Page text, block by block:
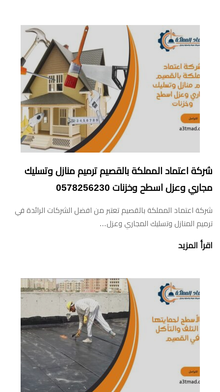
شركة اعتماد المملكة بالقصيم ترميم منازل وتسليك
مجاري وعزل اسطح وخزنات 0578256230
شركة اعتماد المملكة بالقصيم تعتبر من افضل الشركات الرائدة في
ترميم المنازل وتسليك المجاري وعزل…
اقرأ المزيد